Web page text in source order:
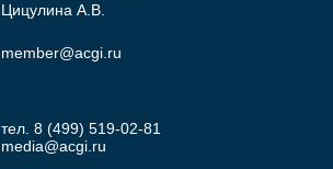
Цицулина А.В.
member@acgi.ru
тел. 8 (499) 519-02-81
media@acgi.ru